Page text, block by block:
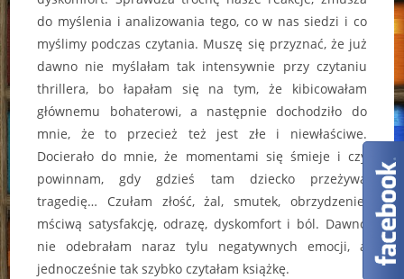
do myślenia i analizowania tego, co w nas siedzi i co
myślimy podczas czytania. Muszę się przyznać, że już
dawno nie myślałam tak intensywnie przy czytaniu
thrillera, bo łapałam się na tym, że kibicowałam
głównemu bohaterowi, a następnie dochodziło do
mnie, że to przecież też jest złe i niewłaściwe.
Docierało do mnie, że momentami się śmieje i czy
powinnam, gdy gdzieś tam dziecko przeżywa
tragedię… Czułam złość, żal, smutek, obrzydzenie,
mściwą satysfakcję, odrazę, dyskomfort i ból. Dawno
nie odebrałam naraz tylu negatywnych emocji, a
jednocześnie tak szybko czytałam książkę.